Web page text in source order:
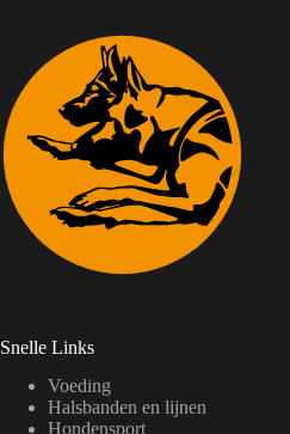
Snelle Links
Voeding
Halsbanden en lijnen
Hondensport